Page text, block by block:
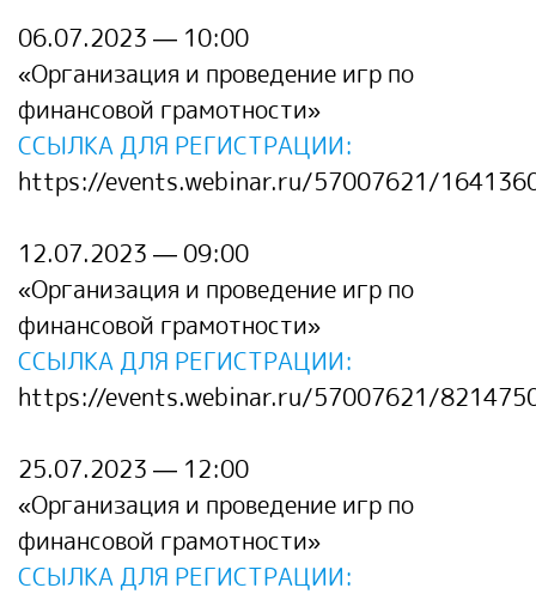
06.07.2023 — 10:00
«Организация и проведение игр по
финансовой грамотности»
ССЫЛКА ДЛЯ РЕГИСТРАЦИИ:
https://events.webinar.ru/57007621/
12.07.2023 — 09:00
«Организация и проведение игр по
финансовой грамотности»
ССЫЛКА ДЛЯ РЕГИСТРАЦИИ:
https://events.webinar.ru/57007621/
25.07.2023 — 12:00
«Организация и проведение игр по
финансовой грамотности»
ССЫЛКА ДЛЯ РЕГИСТРАЦИИ: